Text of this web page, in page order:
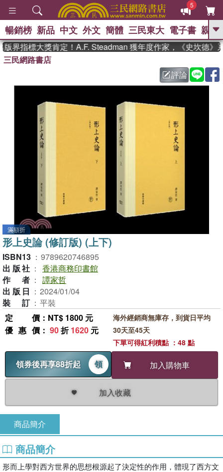
5
GO
父親節 、 花開錦
方念華 、 台灣的
偉大的迷走神經 、
暢銷榜 新品 中文 外文 簡體 三民東大 電子書 親子
界指標大獎肯定！A.F. Steadman 獲年度作家，《史坎德》系
三民網路書店
評論
滿額折
形上史論 (修訂版) (上下)
ISBN13 ： 9789620746895
出版社 ： 香港商務印書館
作者 ： 譚家哲
出版日 ： 2024/01/04
裝訂 ： 平裝
定價 ：NT$ 1800 元
優惠價 ： 90折1620 元
領券後再享88折起 領 加入購物車
加入收藏
海外經銷商無庫存，到貨日平均
30天至45天
下單可得紅利積點 ：48 點
商品簡介
商品簡介
形而上學對西方世界的思想根源起了決定性的作用，體現了西方文